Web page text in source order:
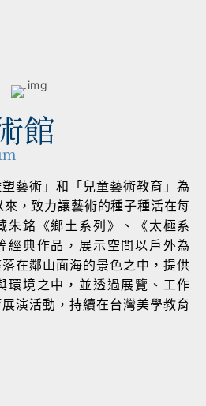
館
藝術」和「兒童藝術教育」為
，致力讓藝術的種子種活在每
朱銘《鄉土系列》、《太極系
經典作品，展示空間以戶外為
在鄰山面海的景色之中，提供
環境之中，並透過展覽、工作
演活動，持續在台灣美學教育